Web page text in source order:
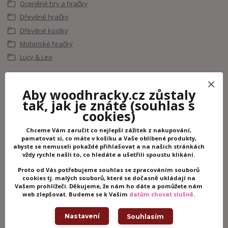
Oceněné hry a hračky
Dřevěné hračky
Dřevěné kostky
Motorické hračky
Lucy & Leo
Lucy & Leo Chytání housenek –
Aby woodhracky.cz zůstaly
tak, jak je znáte(souhlas s
cookies)
Chceme Vám zaručit co nejlepší zážitek z nakupování,
pamatovat si, co máte v košíku a Vaše oblíbené produkty,
abyste se nemuseli pokaždé přihlašovat a na našich stránkách
vždy rychle našli to, co hledáte a ušetřili spoustu klikání.
Proto od Vás potřebujeme souhlas se zpracováním souborů
cookies tj. malých souborů, které se dočasně ukládají na
Vašem prohlížeči. Děkujeme, že nám ho dáte a pomůžete nám
web zlepšovat. Budeme se k Vašim datům chovat slušně.
Nastavení Souhlasím